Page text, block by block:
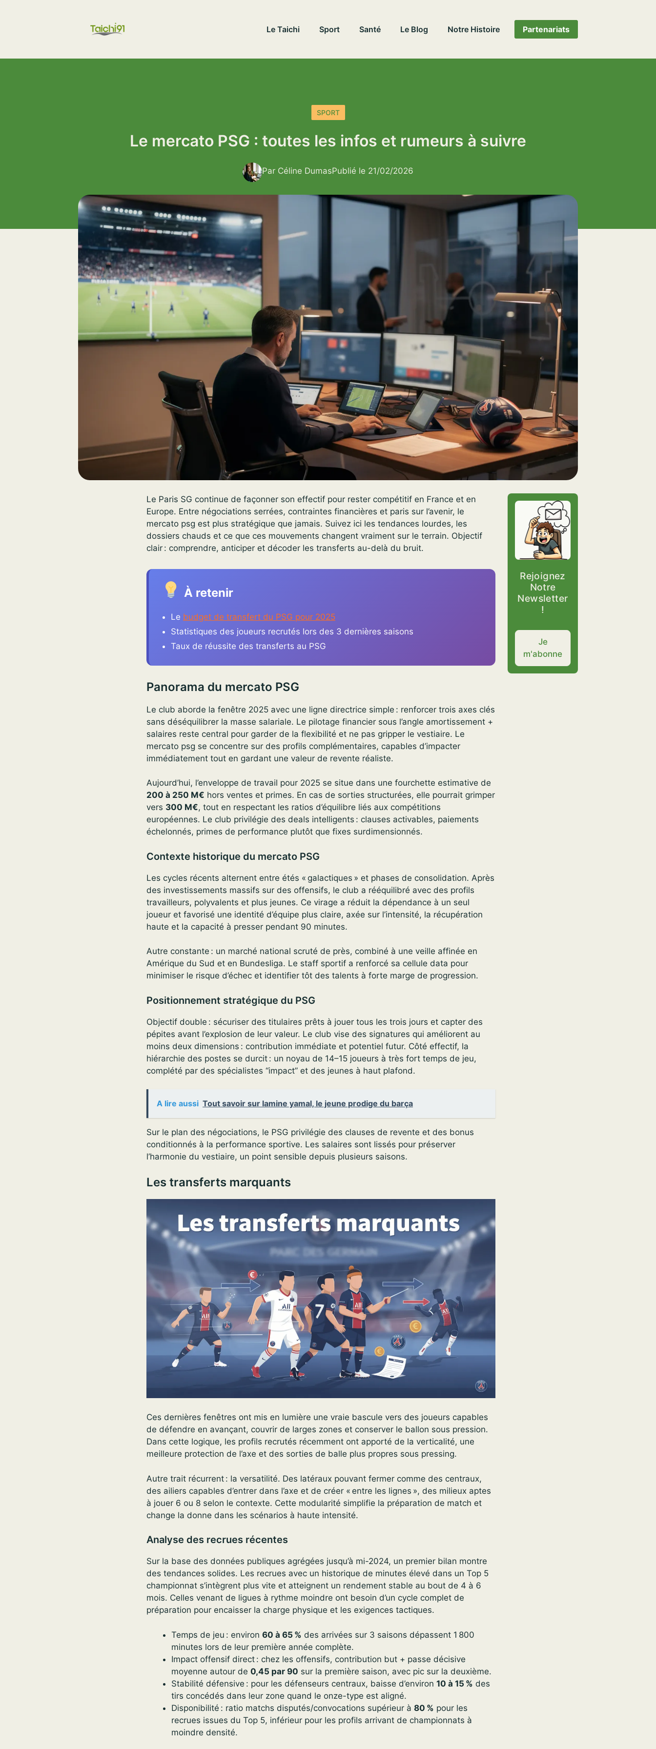
Le Taichi Sport Santé Le Blog Notre Histoire Partenariats
SPORT
Le mercato PSG : toutes les infos et rumeurs à suivre
Par Céline DumasPublié le 21/02/2026
Le Paris SG continue de façonner son effectif pour rester compétitif en France et en
Europe. Entre négociations serrées, contraintes financières et paris sur l’avenir, le
mercato psg est plus stratégique que jamais. Suivez ici les tendances lourdes, les
dossiers chauds et ce que ces mouvements changent vraiment sur le terrain. Objectif
clair : comprendre, anticiper et décoder les transferts au-delà du bruit.
À retenir
Le budget de transfert du PSG pour 2025
Statistiques des joueurs recrutés lors des 3 dernières saisons
Taux de réussite des transferts au PSG
Panorama du mercato PSG
Le club aborde la fenêtre 2025 avec une ligne directrice simple : renforcer trois axes clés
sans déséquilibrer la masse salariale. Le pilotage financier sous l’angle amortissement +
salaires reste central pour garder de la flexibilité et ne pas gripper le vestiaire. Le
mercato psg se concentre sur des profils complémentaires, capables d’impacter
immédiatement tout en gardant une valeur de revente réaliste.
Aujourd’hui, l’enveloppe de travail pour 2025 se situe dans une fourchette estimative de
200 à 250 M€ hors ventes et primes. En cas de sorties structurées, elle pourrait grimper
vers 300 M€, tout en respectant les ratios d’équilibre liés aux compétitions
européennes. Le club privilégie des deals intelligents : clauses activables, paiements
échelonnés, primes de performance plutôt que fixes surdimensionnés.
Contexte historique du mercato PSG
Les cycles récents alternent entre étés « galactiques » et phases de consolidation. Après
des investissements massifs sur des offensifs, le club a rééquilibré avec des profils
travailleurs, polyvalents et plus jeunes. Ce virage a réduit la dépendance à un seul
joueur et favorisé une identité d’équipe plus claire, axée sur l’intensité, la récupération
haute et la capacité à presser pendant 90 minutes.
Autre constante : un marché national scruté de près, combiné à une veille affinée en
Amérique du Sud et en Bundesliga. Le staff sportif a renforcé sa cellule data pour
minimiser le risque d’échec et identifier tôt des talents à forte marge de progression.
Positionnement stratégique du PSG
Objectif double : sécuriser des titulaires prêts à jouer tous les trois jours et capter des
pépites avant l’explosion de leur valeur. Le club vise des signatures qui améliorent au
moins deux dimensions : contribution immédiate et potentiel futur. Côté effectif, la
hiérarchie des postes se durcit : un noyau de 14–15 joueurs à très fort temps de jeu,
complété par des spécialistes “impact” et des jeunes à haut plafond.
A lire aussi Tout savoir sur lamine yamal, le jeune prodige du barça
Sur le plan des négociations, le PSG privilégie des clauses de revente et des bonus
conditionnés à la performance sportive. Les salaires sont lissés pour préserver
l’harmonie du vestiaire, un point sensible depuis plusieurs saisons.
Les transferts marquants
Ces dernières fenêtres ont mis en lumière une vraie bascule vers des joueurs capables
de défendre en avançant, couvrir de larges zones et conserver le ballon sous pression.
Dans cette logique, les profils recrutés récemment ont apporté de la verticalité, une
meilleure protection de l’axe et des sorties de balle plus propres sous pressing.
Autre trait récurrent : la versatilité. Des latéraux pouvant fermer comme des centraux,
des ailiers capables d’entrer dans l’axe et de créer « entre les lignes », des milieux aptes
à jouer 6 ou 8 selon le contexte. Cette modularité simplifie la préparation de match et
change la donne dans les scénarios à haute intensité.
Analyse des recrues récentes
Sur la base des données publiques agrégées jusqu’à mi-2024, un premier bilan montre
des tendances solides. Les recrues avec un historique de minutes élevé dans un Top 5
championnat s’intègrent plus vite et atteignent un rendement stable au bout de 4 à 6
mois. Celles venant de ligues à rythme moindre ont besoin d’un cycle complet de
préparation pour encaisser la charge physique et les exigences tactiques.
Temps de jeu : environ 60 à 65 % des arrivées sur 3 saisons dépassent 1 800
minutes lors de leur première année complète.
Impact offensif direct : chez les offensifs, contribution but + passe décisive
moyenne autour de 0,45 par 90 sur la première saison, avec pic sur la deuxième.
Stabilité défensive : pour les défenseurs centraux, baisse d’environ 10 à 15 % des
tirs concédés dans leur zone quand le onze-type est aligné.
Disponibilité : ratio matchs disputés/convocations supérieur à 80 % pour les
recrues issues du Top 5, inférieur pour les profils arrivant de championnats à
moindre densité.
Rejoignez
Notre
Newsletter
!
Je
m'abonne